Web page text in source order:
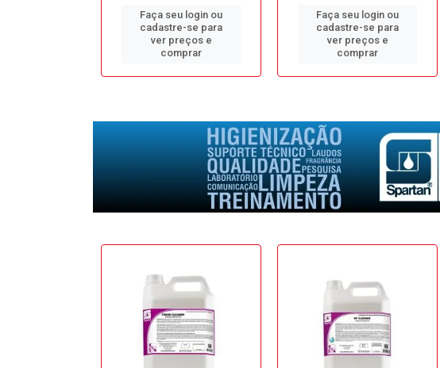
Faça seu login ou
cadastre-se para
ver preços e
comprar
Faça seu login ou
cadastre-se para
ver preços e
comprar